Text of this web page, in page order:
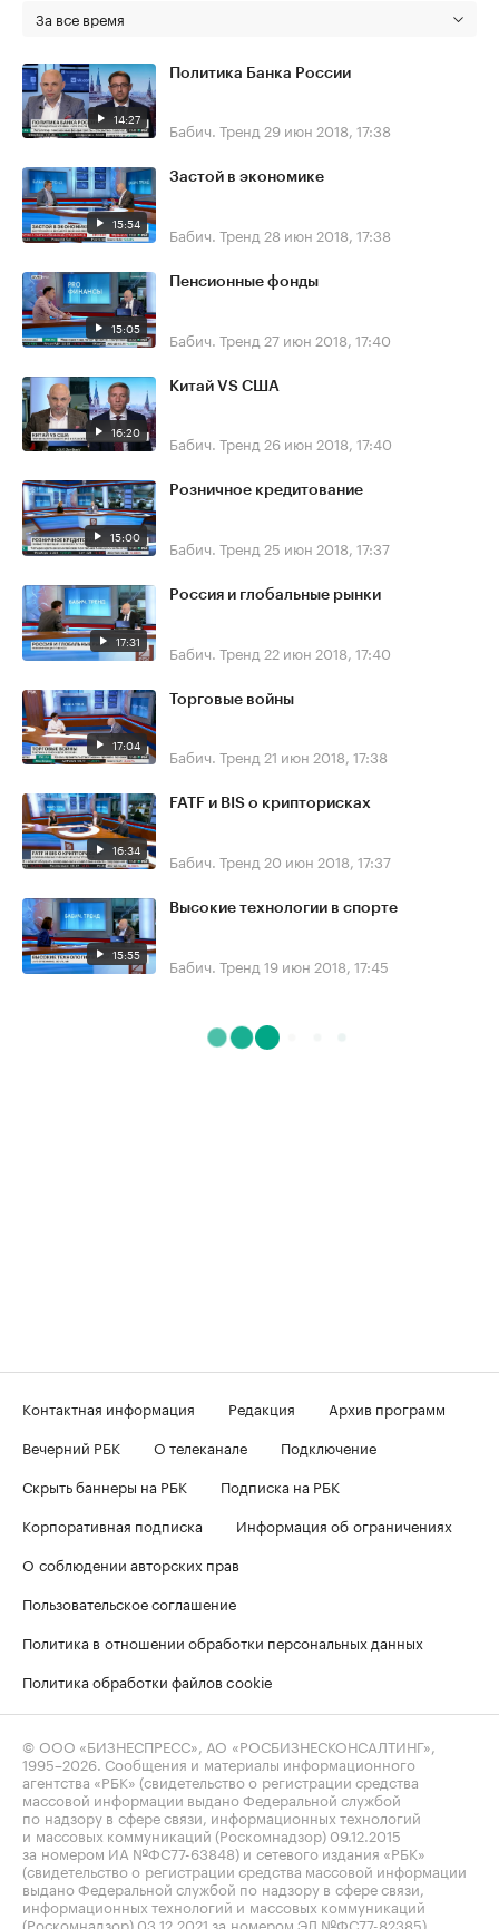
За все время
14:27
Политика Банка России
Бабич. Тренд 29 июн 2018, 17:38
15:54
Застой в экономике
Бабич. Тренд 28 июн 2018, 17:38
15:05
Пенсионные фонды
Бабич. Тренд 27 июн 2018, 17:40
16:20
Китай VS США
Бабич. Тренд 26 июн 2018, 17:40
15:00
Розничное кредитование
Бабич. Тренд 25 июн 2018, 17:37
17:31
Россия и глобальные рынки
Бабич. Тренд 22 июн 2018, 17:40
17:04
Торговые войны
Бабич. Тренд 21 июн 2018, 17:38
16:34
FATF и BIS о крипторисках
Бабич. Тренд 20 июн 2018, 17:37
15:55
Высокие технологии в спорте
Бабич. Тренд 19 июн 2018, 17:45
Контактная информация Редакция
Архив программ
Вечерний РБК
О телеканале
Подключение
Скрыть баннеры на РБК
Подписка на РБК
Корпоративная подписка
Информация об ограничениях
О соблюдении авторских прав
Пользовательское соглашение
Политика в отношении обработки персональных данных
Политика обработки файлов cookie
© ООО «БИЗНЕСПРЕСС», АО «РОСБИЗНЕСКОНСАЛТИНГ»,
1995–2026 . Сообщения и материалы информационного
агентства «РБК» (свидетельство о регистрации средства
массовой информации выдано Федеральной службой
по надзору в сфере связи, информационных технологий
и массовых коммуникаций (Роскомнадзор) 09.12.2015
за номером ИА №ФС77-63848) и сетевого издания «РБК»
(свидетельство о регистрации средства массовой информации
выдано Федеральной службой по надзору в сфере связи,
информационных технологий и массовых коммуникаций
(Роскомнадзор) 03.12.2021 за номером ЭЛ №ФС77-82385)